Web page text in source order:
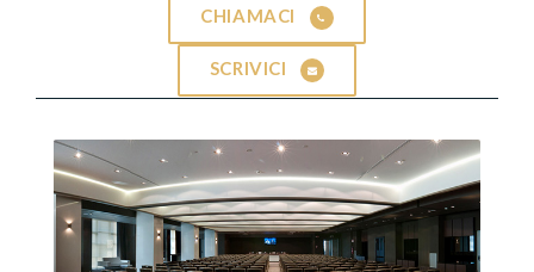
CHIAMACI
SCRIVICI